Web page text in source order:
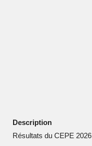
Description
Résultats du CEPE 2026